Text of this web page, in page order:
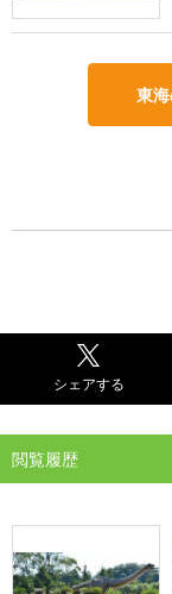
東
シェアする
閲覧履歴